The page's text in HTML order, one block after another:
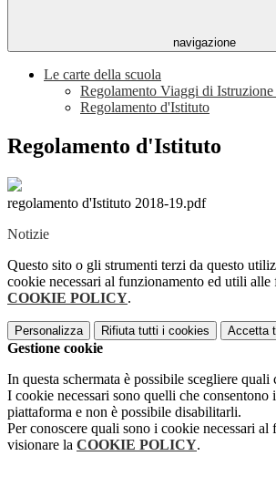
navigazione
Le carte della scuola
Regolamento Viaggi di
Regolamento d'Istituto
Regolamento d'Istituto
regolamento d'Istituto 2018-19.pdf
Notizie
Questo sito o gli strumenti terzi da questo
cookie necessari al funzionamento ed utili
COOKIE POLICY.
Personalizza Rifiuta tutti i cookies Accetta
Gestione cookie
In questa schermata è possibile scegliere quali
I cookie necessari sono quelli che consentono
piattaforma e non è possibile disabilitarli.
Per conoscere quali sono i cookie necessari al
visionare la COOKIE POLICY.